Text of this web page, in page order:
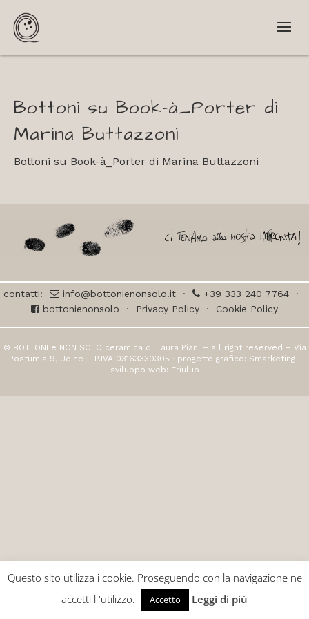
Bottoni su Book-à_Porter di
Marina Buttazzoni
Bottoni su Book-à_Porter di Marina Buttazzoni
contatti: info@bottonienonsolo.it · +39 333 240 7764 ·
bottonienonsolo · Privacy Policy · Cookie Policy
© BOTTONI e NON SOLO ceramica di Laura Piani – all right reserved – Via
Postumia 9, Udine – P.IVA 03163330305 · progetto grafico: Smarketing ·
sviluppo web: Friulup
Questo sito utilizza i cookie. Proseguendo con la navigazione ne
accetti l 'utilizzo.
Accetto Leggi di più